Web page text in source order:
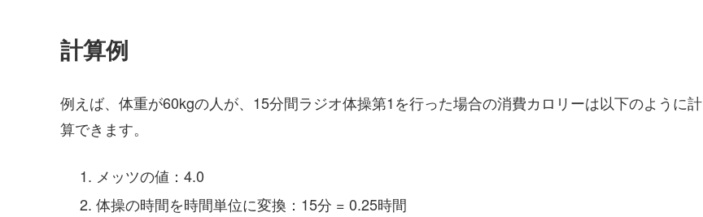
計算例
例えば、体重が60kgの人が、15分間ラジオ体操第1を行った場合の消費カロリーは以下のように計
算できます。
メッツの値：4.0
体操の時間を時間単位に変換：15分 = 0.25時間